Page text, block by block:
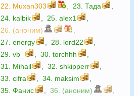
22. Muxan303 23. Тада
24. kalbik 25. alex1
26. (аноним)
27. energy 28. lord22
29. vb_ 30. torchhh
31. Mihail 32. shkipperr
33. cifra 34. maksim
35. Фанис 36. (аноним)